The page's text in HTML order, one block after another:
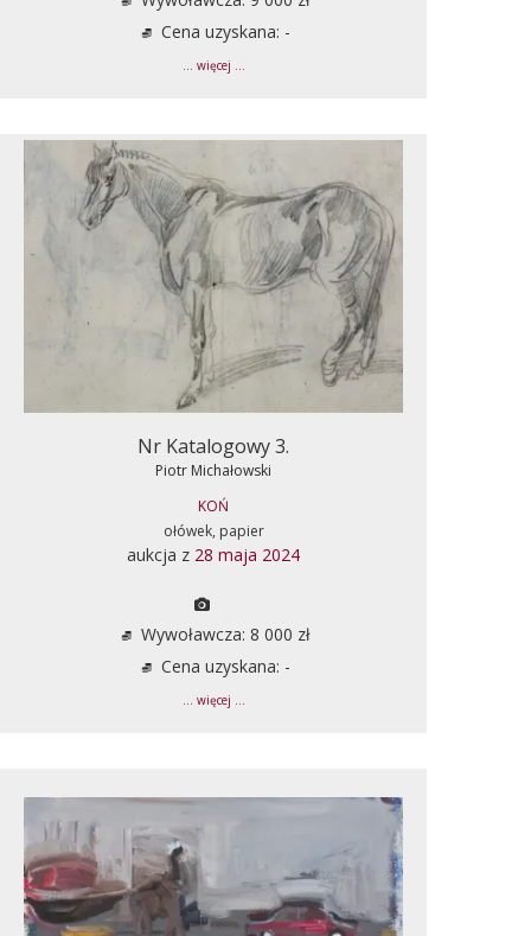
Cena uzyskana: -
... więcej ...
Nr Katalogowy 3.
Piotr Michałowski
KOŃ
ołówek, papier
aukcja z 28 maja 2024
Wywoławcza: 8 000 zł
Cena uzyskana: -
... więcej ...